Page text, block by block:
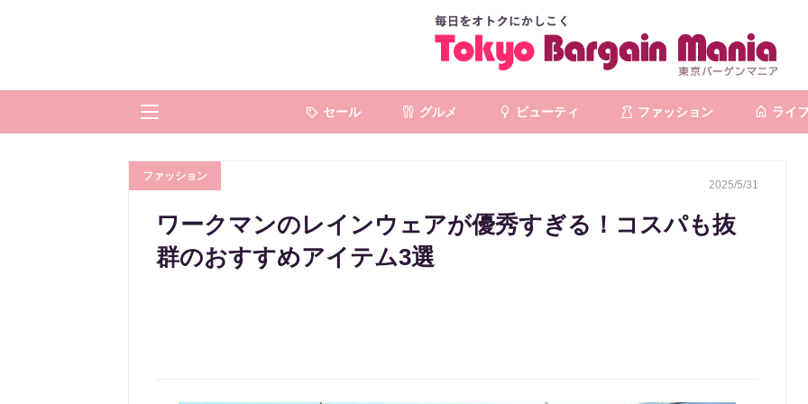
セール グルメ ビューティ ファッション ライフ
ファッション
2025/5/31
ワークマンのレインウェアが優秀すぎる！コスパも抜
群のおすすめアイテム3選